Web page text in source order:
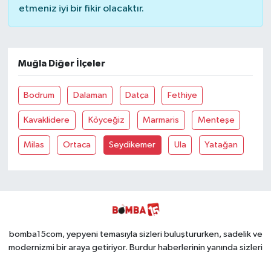
etmeniz iyi bir fikir olacaktır.
Muğla Diğer İlçeler
Bodrum Dalaman Datça Fethiye
Kavaklidere Köyceğiz Marmaris Menteşe
Milas Ortaca Seydikemer Ula Yatağan
bomba15com, yepyeni temasıyla sizleri buluştururken, sadelik ve
modernizmi bir araya getiriyor. Burdur haberlerinin yanında sizleri